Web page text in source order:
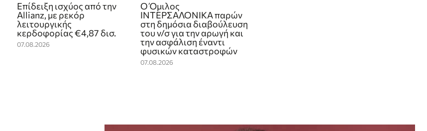
Επίδειξη ισχύος από την
Allianz, με ρεκόρ
λειτουργικής
κερδοφορίας €4,87 δισ.
07.08.2026
Ο Όμιλος
ΙΝΤΕΡΣΑΛΟΝΙΚΑ παρών
στη δημόσια διαβούλευση
του ν/σ για την αρωγή και
την ασφάλιση έναντι
φυσικών καταστροφών
07.08.2026